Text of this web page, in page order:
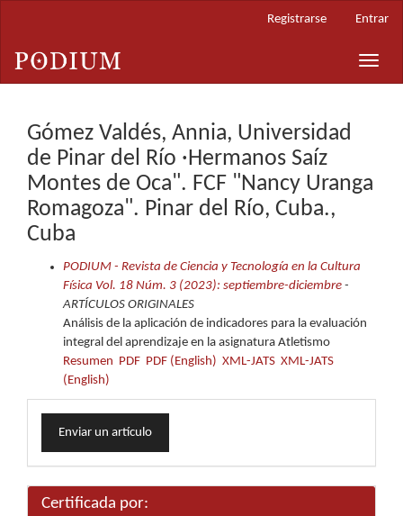
principal
Barra
Registrarse Entrar
Toggle
Gómez Valdés, Annia, Universidad
de Pinar del Río ·Hermanos Saíz
Montes de Oca". FCF "Nancy Uranga
Romagoza". Pinar del Río, Cuba.,
Cuba
PODIUM - Revista de Ciencia y Tecnología en la Cultura
Física Vol. 18 Núm. 3 (2023): septiembre-diciembre -
ARTÍCULOS ORIGINALES
Análisis de la aplicación de indicadores para la evaluación
integral del aprendizaje en la asignatura Atletismo
Resumen PDF PDF (English) XML-JATS XML-JATS
(English)
Enviar
unEnviar un artículo
Certificada por: